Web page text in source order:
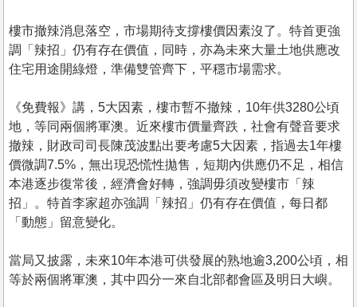
樓市撤辣消息落空，市場期待支撐樓價因素沒了。特首更強
調「辣招」仍有存在價值，同時，亦為未來大量土地供應改
住宅用途開綠燈，準備雙管齊下，平穩市場需求。
《免費報》講，5大因素，樓市暫不撤辣，10年供3280公頃
地，等同兩個將軍澳。近來樓市價量齊跌，社會有聲音要求
撤辣，財政司司長陳茂波點出要考慮5大因素，指過去1年樓
價微調7.5%，無出現恐慌性拋售，短期內供應仍不足，相信
本港逐步復常後，經濟會好轉，強調毋須改變樓市「辣
招」。特首李家超亦強調「辣招」仍有存在價值，每日都
「動態」留意變化。
當局又披露，未來10年本港可供發展的熟地逾3,200公頃，相
等於兩個將軍澳，其中四分一來自北部都會區及明日大嶼。